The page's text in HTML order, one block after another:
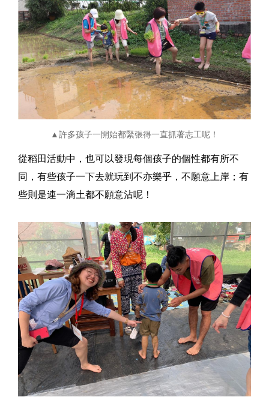
▲許多孩子一開始都緊張得一直抓著志工呢！
從稻田活動中，也可以發現每個孩子的個性都有所不
同，有些孩子一下去就玩到不亦樂乎，不願意上岸；有
些則是連一滴土都不願意沾呢！